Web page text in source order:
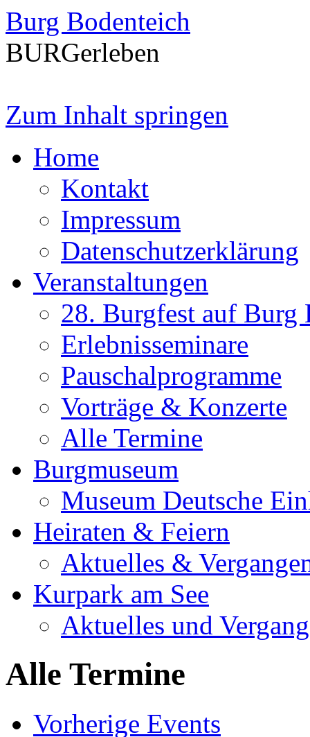
Burg Bodenteich
BURGerleben
Zum Inhalt springen
Home
Kontakt
Impressum
Datenschutzerklärung
Veranstaltungen
28. Burgfest auf Burg
Erlebnisseminare
Pauschalprogramme
Vorträge & Konzerte
Alle Termine
Burgmuseum
Museum Deutsche
Heiraten & Feiern
Aktuelles &
Kurpark am See
Aktuelles und
Alle Termine
Vorherige Events